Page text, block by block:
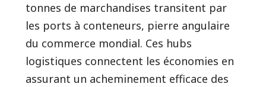
tonnes de marchandises transitent par
les ports à conteneurs, pierre angulaire
du commerce mondial. Ces hubs
logistiques connectent les économies en
assurant un acheminement efficace des